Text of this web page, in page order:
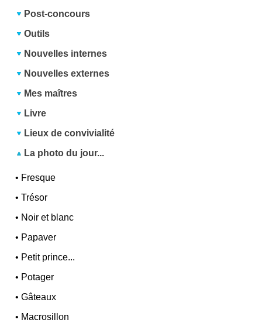
Post-concours
Outils
Nouvelles internes
Nouvelles externes
Mes maîtres
Livre
Lieux de convivialité
La photo du jour...
• Fresque
•Trésor
• Noir et blanc
• Papaver
• Petit prince...
• Potager
•Gâteaux
• Macrosillon